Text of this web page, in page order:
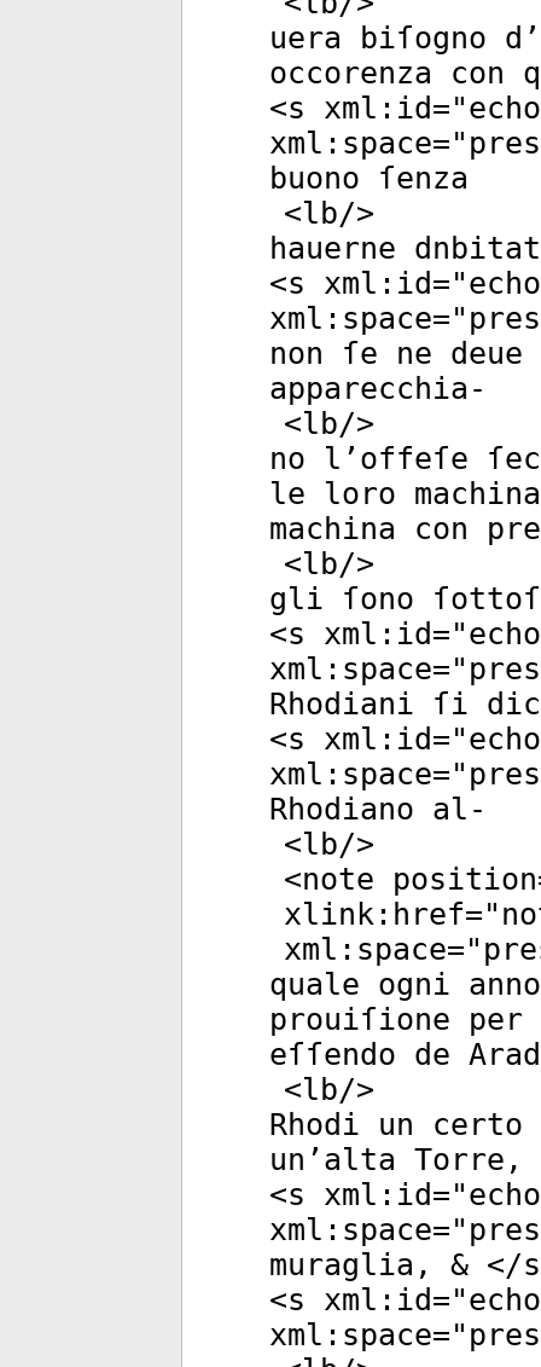
uera biſogno
occorenza
<s xml:id="
xml:space="
buono ſenza
<lb/>
hauerne
<s xml:id="
xml:space="
non ſe ne
apparecchia-
<lb/>
no l’offeſe
le loro
machina con
<lb/>
gli ſono
<s xml:id="
xml:space="
Rhodiani ſi
<s xml:id="
xml:space="
Rhodiano al-
<lb/>
<note position
xlink:href="
xml:space="
quale ogni
prouiſione
eſſendo de
<lb/>
Rhodi un
un’alta Torre,
<s xml:id="
xml:space="
muraglia, & </s
<s xml:id="
xml:space="